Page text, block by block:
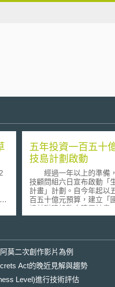
五年投資一百五十
技島計劃啟動
經過一年以上的準備
技顧問組六日宣布啟動「
計畫」計劃。自今年起以
百五十億元預算，建立「
訊基礎建設整合建置計畫
）」、「台灣人疾病及基
業界創造數百億元市場商機
醫科技島計畫為國內所帶
面， NHII 將可減少醫療支
一百億元規模，至於促進
莫二次創作影片為例
Act的晚近見解與趨勢
Level)進行技術評估